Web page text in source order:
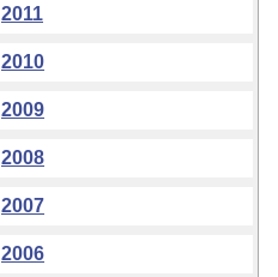
2011
2010
2009
2008
2007
2006